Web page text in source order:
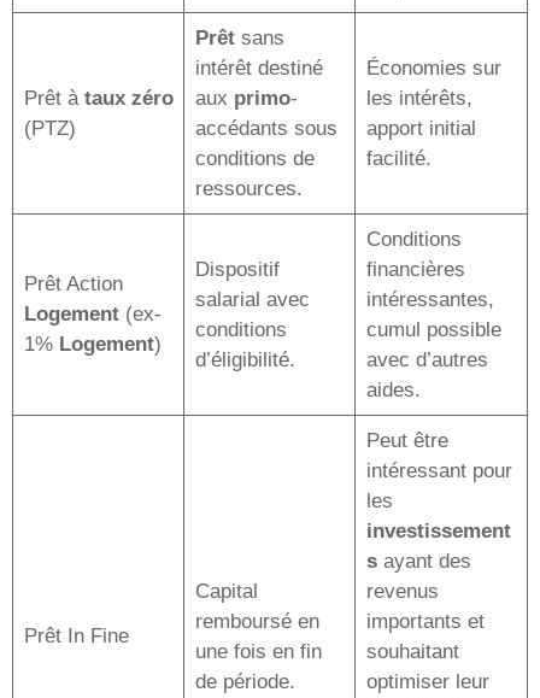
Prêt à taux zéro
(PTZ)
Prêtsans
intérêt destiné
aux primo-
accédants sous
conditions de
ressources.
Économies sur
les intérêts,
apport initial
facilité.
Prêt Action
Logement(ex-
1% Logement)
Dispositif
salarial avec
conditions
d’éligibilité.
Conditions
financières
intéressantes,
cumul possible
avec d’autres
aides.
Prêt In Fine
Capital
remboursé en
une fois en fin
de période.
Peut être
intéressant pour
les
investissement
sayant des
revenus
importants et
souhaitant
optimiser leur